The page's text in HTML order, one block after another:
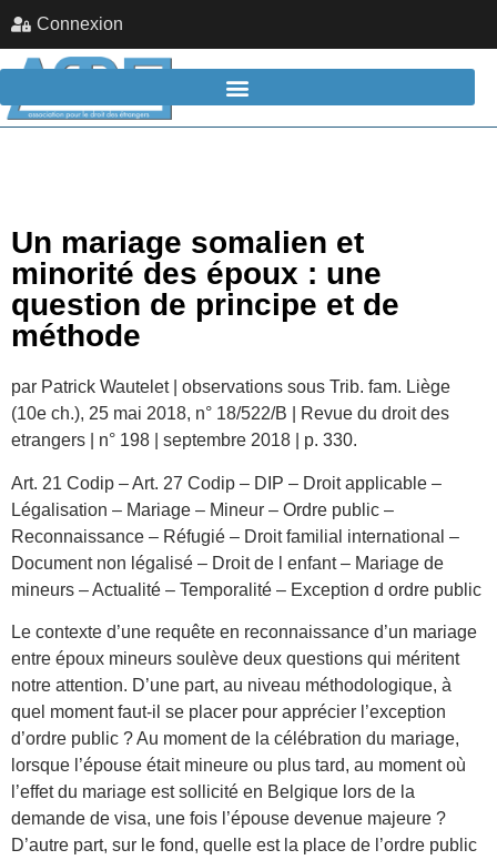
Connexion
Un mariage somalien et
minorité des époux : une
question de principe et de
méthode
par Patrick Wautelet | observations sous Trib. fam. Liège
(10e ch.), 25 mai 2018, n° 18/522/B | Revue du droit des
etrangers | n° 198 | septembre 2018 | p. 330.
Art. 21 Codip – Art. 27 Codip – DIP – Droit applicable –
Légalisation – Mariage – Mineur – Ordre public –
Reconnaissance – Réfugié – Droit familial international –
Document non légalisé – Droit de l enfant – Mariage de
mineurs – Actualité – Temporalité – Exception d ordre public
Le contexte d’une requête en reconnaissance d’un mariage
entre époux mineurs soulève deux questions qui méritent
notre attention. D’une part, au niveau méthodologique, à
quel moment faut-il se placer pour apprécier l’exception
d’ordre public ? Au moment de la célébration du mariage,
lorsque l’épouse était mineure ou plus tard, au moment où
l’effet du mariage est sollicité en Belgique lors de la
demande de visa, une fois l’épouse devenue majeure ?
D’autre part, sur le fond, quelle est la place de l’ordre public